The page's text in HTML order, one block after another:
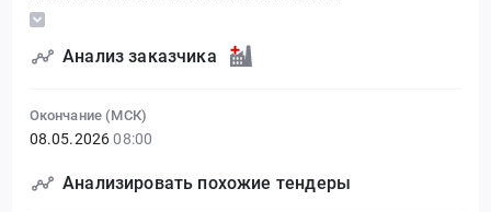
░░░░░░░░░░░░░░░░░░░░░░ ░░░░░░░░░░
░░░░░░░░░░░░░░░░░░ ░░░░░░░░░░░░░░░
░░░░░░ ░░░ ░░░
Анализ заказчика
Окончание (МСК)
08.05.2026 08:00
Анализировать похожие тендеры